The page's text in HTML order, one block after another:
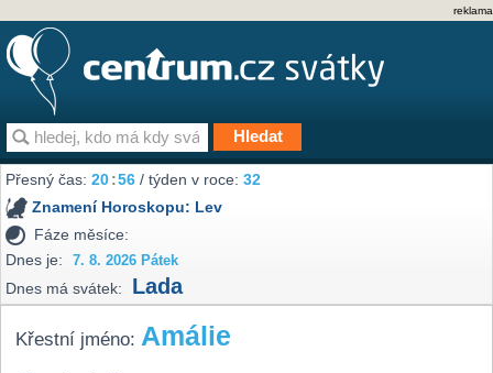
reklama
Přesný čas:20 56 / týden v roce:32
Znamení Horoskopu: Lev
Fáze měsíce:
Dnes je:
7. 8. 2026 Pátek
Dnes má svátek: Lada
Křestní jméno: Amálie